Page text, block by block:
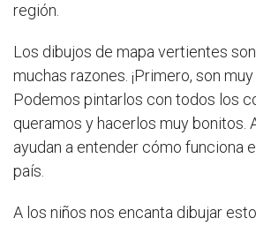
región.
Los dibujos de mapa vertientes
muchas razones. ¡Primero, son
Podemos pintarlos con todos los
queramos y hacerlos muy bonitos.
ayudan a entender cómo funciona
país.
A los niños nos encanta dibujar